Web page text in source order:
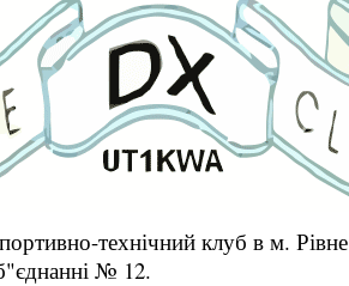
технічний клуб в м.
№ 12.